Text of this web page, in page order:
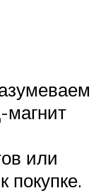
магнит
или
покупке.